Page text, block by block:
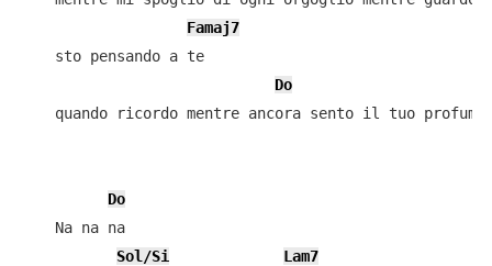
Famaj7
    sto pensando a te
Do
    quando ricordo mentre ancora sento il tuo profumo
Do
    Na na na
Sol/Si
Lam7